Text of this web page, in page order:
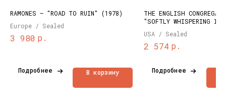
RAMONES – "ROAD TO RUIN" (1978)
Europe / Sealed
3 980 р.
Подробнее В корзину
THE ENGLISH
"SOFTLY WHISPERING I
USA / Sealed
2 574 р.
Подробнее
НАВИГАЦИЯ
Доставка и оплата
Разработка сайта
конфиденциальности
Публичная оферта